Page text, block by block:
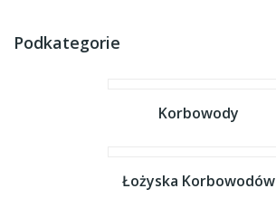
Podkategorie
Korbowody
Łożyska Korbowodów